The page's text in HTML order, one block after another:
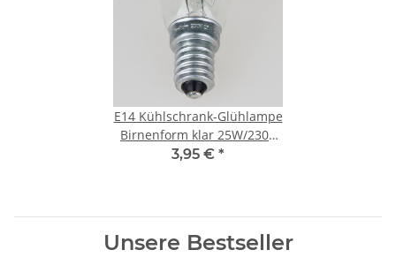
E14 Kühlschrank-Glühlampe
Birnenform klar 25W/230V
Radium
3,95 € *
Unsere Bestseller